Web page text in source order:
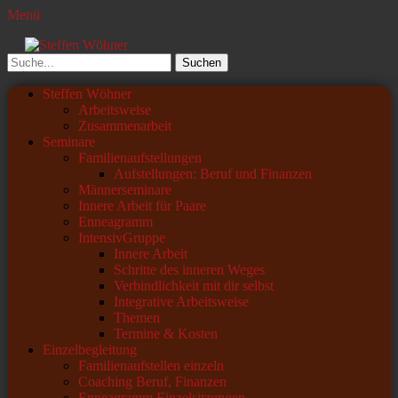
Menü
Steffen Wöhner
Lehrer und Seminarleiter
Suchen
nach:
Primäres
Zum
Steffen Wöhner
Arbeitsweise
Zusammenarbeit
Seminare
Familienaufstellungen
Aufstellungen: Beruf und Finanzen
Männerseminare
Innere Arbeit für Paare
Enneagramm
IntensivGruppe
Innere Arbeit
Schritte des inneren Weges
Verbindlichkeit mit dir selbst
Integrative Arbeitsweise
Themen
Termine & Kosten
Einzelbegleitung
Familienaufstellen einzeln
Coaching Beruf, Finanzen